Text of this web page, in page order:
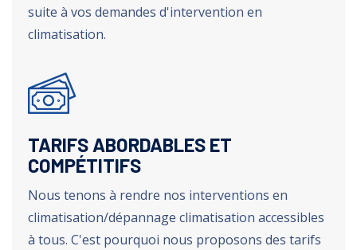
suite à vos demandes d'intervention en
climatisation.
TARIFS ABORDABLES ET
COMPÉTITIFS
Nous tenons à rendre nos interventions en
climatisation/dépannage climatisation accessibles
à tous. C'est pourquoi nous proposons des tarifs